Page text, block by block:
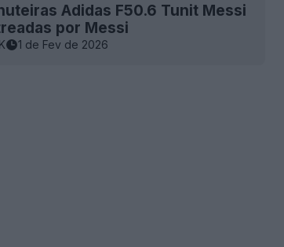
Adidas F50.6 Tunit Messi
por Messi
1 de Fev de 2026